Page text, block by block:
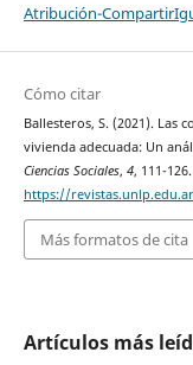
Atribución-
Cómo citar
Ballesteros, S. (2021). Las
vivienda adecuada: Un
Ciencias Sociales, 4, 111-126.
https://
Más formatos de cita
Artículos más